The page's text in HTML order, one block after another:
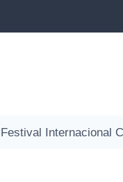
Festival Internacional